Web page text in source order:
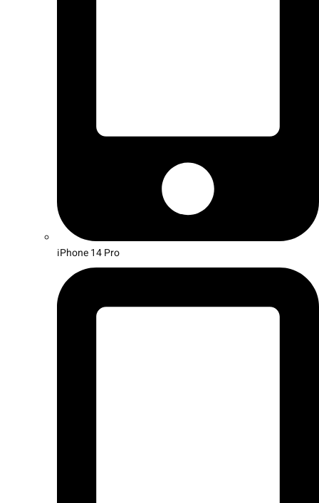
iPhone 14 Pro